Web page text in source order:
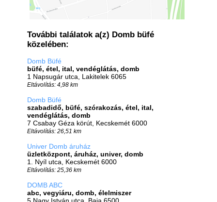
További találatok a(z) Domb büfé
közelében:
Domb Büfé
büfé, étel, ital, vendéglátás, domb
1 Napsugár utca, Lakitelek 6065
Eltávolítás: 4,98 km
Domb Büfé
szabadidő, büfé, szórakozás, étel, ital,
vendéglátás, domb
7 Csabay Géza körút, Kecskemét 6000
Eltávolítás: 26,51 km
Univer Domb áruház
üzletközpont, áruház, univer, domb
1. Nyíl utca, Kecskemét 6000
Eltávolítás: 25,36 km
DOMB ABC
abc, vegyiáru, domb, élelmiszer